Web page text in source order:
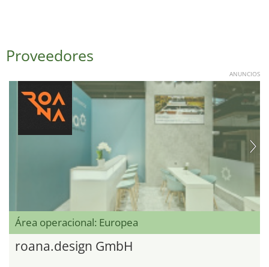
Proveedores
ANUNCIOS
Área operacional: Europea
roana.design GmbH